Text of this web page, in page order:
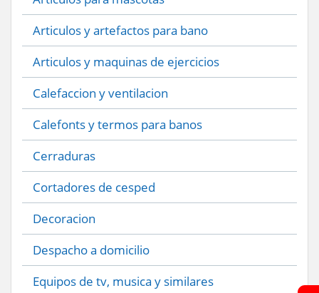
Articulos y artefactos para bano
Articulos y maquinas de ejercicios
Calefaccion y ventilacion
Calefonts y termos para banos
Cerraduras
Cortadores de cesped
Decoracion
Despacho a domicilio
Equipos de tv, musica y similares